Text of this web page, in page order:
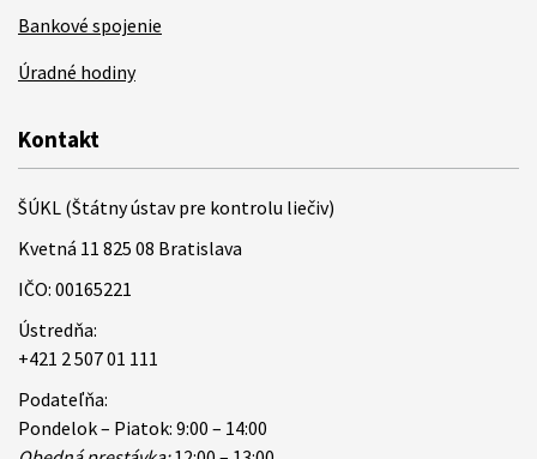
Bankové spojenie
Úradné hodiny
Kontakt
ŠÚKL (Štátny ústav pre kontrolu liečiv)
Kvetná 11 825 08 Bratislava
IČO: 00165221
Ústredňa:
+421 2 507 01 111
Podateľňa:
Pondelok – Piatok: 9:00 – 14:00